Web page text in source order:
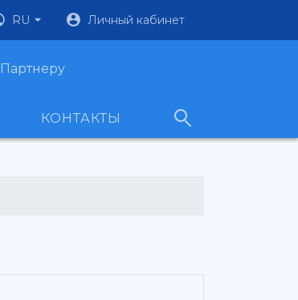
RU Личный кабинет
Партнеру
КОНТАКТЫ